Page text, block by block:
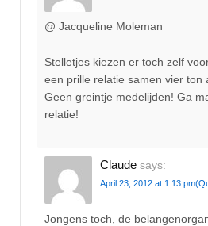
@ Jacqueline Moleman
Stelletjes kiezen er toch zelf
een prille relatie samen vier ton
Geen greintje medelijden! Ga
relatie!
Claude says:
April 23, 2012 at 1:13 pm
Jongens toch, de